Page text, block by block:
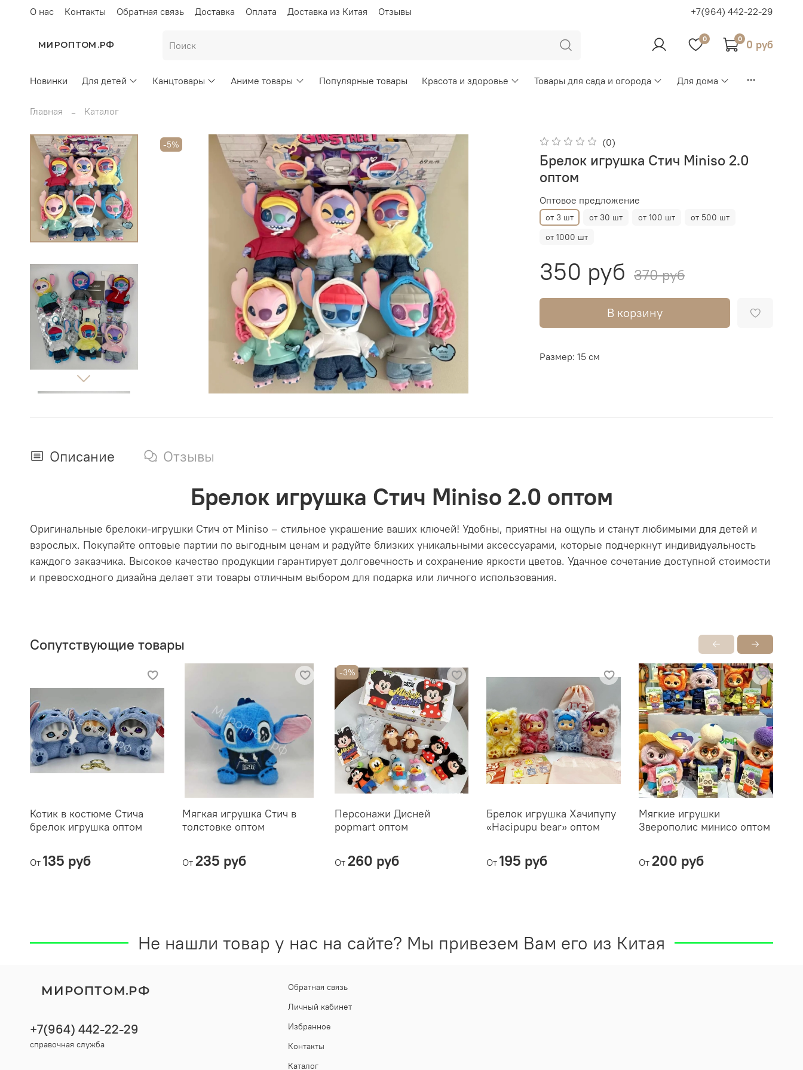
О нас Контакты Обратная связь Доставка Оплата Доставка из Китая Отзывы +7(964) 442-22-29
МИРОПТОМ.РФ
0 0 0 руб
Новинки Для детей Канцтовары Аниме товары Популярные товары Красота и здоровье Товары для сада и огорода Для дома
Главная Каталог
-5% (0)
Брелок игрушка Стич Miniso 2.0
оптом
Оптовое предложение
от 3 шт от 30 шт от 100 шт
от 500 шт
от 1000 шт
350 руб 370 руб
В корзину
Размер: 15 см
Описание Отзывы
Брелок игрушка Стич Miniso 2.0 оптом
Оригинальные брелоки-игрушки Стич от Miniso – стильное украшение ваших ключей! Удобны, приятны на ощупь и станут любимыми для детей и
взрослых. Покупайте оптовые партии по выгодным ценам и радуйте близких уникальными аксессуарами, которые подчеркнут индивидуальность
каждого заказчика. Высокое качество продукции гарантирует долговечность и сохранение яркости цветов. Удачное сочетание доступной стоимости
и превосходного дизайна делает эти товары отличным выбором для подарка или личного использования.
Сопутствующие товары
Котик в костюме Стича
брелок игрушка оптом
От 135 руб
Мягкая игрушка Стич в
толстовке оптом
От 235 руб
-3%
Персонажи Дисней
popmart оптом
От 260 руб
Брелок игрушка Хачипупу
«Hacipupu bear» оптом
От 195 руб
Мягкие игрушки
Зверополис минисо оптом
От 200 руб
Не нашли товар у нас на сайте? Мы привезем Вам его из Китая
Обратная связь
Личный кабинет
Избранное
Контакты
Каталог
МИРОПТОМ.РФ
+7(964) 442-22-29
справочная служба